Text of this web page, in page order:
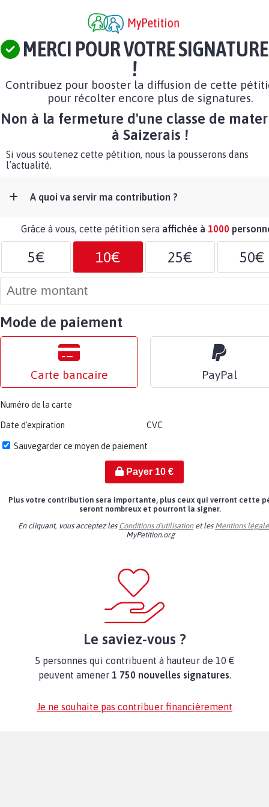
MERCI POUR VOTRE SIGNATURE
!
Contribuez pour booster la diffusion de cette
pour récolter encore plus de signatures.
Non à la fermeture d'une classe de
à Saizerais !
Si vous soutenez cette pétition, nous la pousserons dans
l’actualité.
A quoi va servir ma contribution ?
Grâce à vous, cette pétition sera affichée à 1000
5€ 10€ 25€ 50€
Mode de paiement
Carte bancaire PayPal
Numéro de la carte
Date d'expiration CVC
Sauvegarder ce moyen de paiement
Payer 10€
Plus votre contribution sera importante, plus ceux qui verront cette
seront nombreux et pourront la signer.
En cliquant, vous acceptez les Conditions d'utilisationet les Mentions
MyPetition.org
Le saviez-vous ?
5 personnes qui contribuent à hauteur de 10 €
peuvent amener 1 750 nouvelles signatures.
Je ne souhaite pas contribuer financièrement